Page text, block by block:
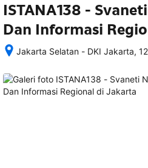
ISTANA138 -
Dan Informasi
Jakarta Selatan - DKI Jakarta,
memesan,
semua